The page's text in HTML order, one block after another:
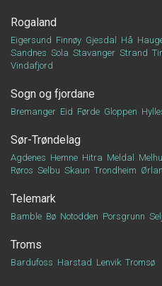
Rogaland
Eigersund Finnøy Gjesdal Hå
Sandnes Sola Stavanger Strand
Vindafjord
Sogn og fjordane
Bremanger Eid Førde Gloppen
Sør-Trøndelag
Agdenes Hemne Hitra Meldal
Røros Selbu Skaun Trondheim
Telemark
Bamble Bø Notodden Porsgrunn
Troms
Bardufoss Harstad Lenvik Tromsø